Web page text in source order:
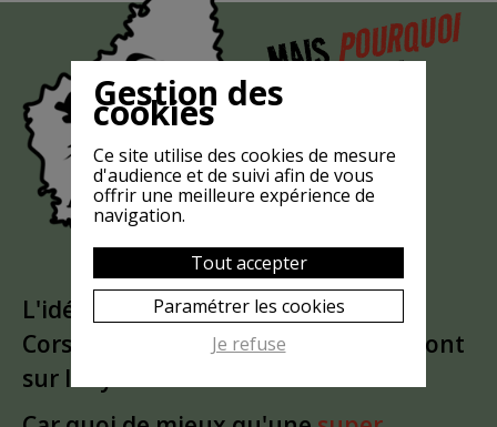
MAISPOURQUOI
LA CHÈVRE
EST-ELLE
MASQUÉE
L'idée est partie d'unclin d'oeil
Corse. Puis le bandeau a glissé du front
sur les yeux
Gestion des
cookies
Ce site utilise des cookies de mesure
d'audience et de suivi afin de vous
offrir une meilleure expérience de
navigation.
Tout accepter
Paramétrer les cookies
Je refuse